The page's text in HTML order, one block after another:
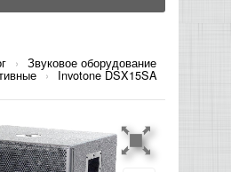
› Звуковое оборудование
› Invotone DSX15SA